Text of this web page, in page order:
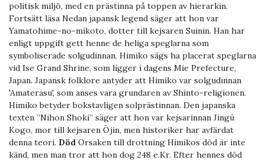
politisk miljö, med en prästinna på toppen av hierarkin.
Fortsätt läsa Nedan japansk legend säger att hon var
Yamatohime-no-mikoto, dotter till kejsaren Suinin. Han har
enligt uppgift gett henne de heliga speglarna som
symboliserade solgudinnan. Himiko sägs ha placerat speglarna
vid Ise Grand Shrine, som ligger i dagens Mie Prefecture,
Japan. Japansk folklore antyder att Himiko var solgudinnan
'Amaterasu', som anses vara grundaren av Shinto-religionen.
Himiko betyder bokstavligen solprästinnan. Den japanska
texten ”Nihon Shoki” säger att hon var kejsarinnan Jingū
Kogo, mor till kejsaren Ōjin, men historiker har avfärdat
denna teori. Död Orsaken till drottning Himikos död är inte
känd, men man tror att hon dog 248 e.Kr. Efter hennes död